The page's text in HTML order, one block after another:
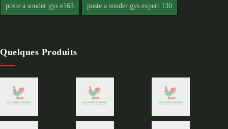
poste a souder gys e163 poste a souder gys expert 130
Quelques Produits